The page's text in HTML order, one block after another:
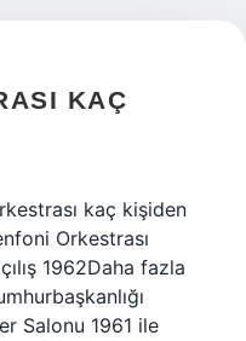
KAÇ
kaç kişiden
Orkestrası
1962Daha fazla
Salonu 1961 ile